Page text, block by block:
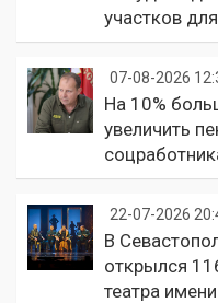
участков
07-08-2026
На 10%
увеличить
22-07-2026
В
открылся
театра